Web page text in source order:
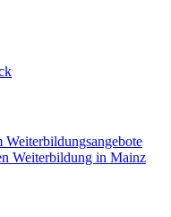
Weiterbildungsangebote
Weiterbildung in Mainz